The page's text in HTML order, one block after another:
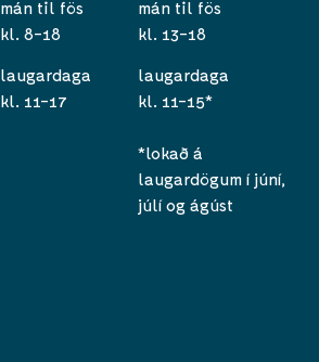
mán til fös
kl. 8-18
laugardaga
kl. 11-17
mán til fös
kl. 13-18
laugardaga
kl. 11-15*
*lokað á
laugardögum í júní,
júlí og ágúst